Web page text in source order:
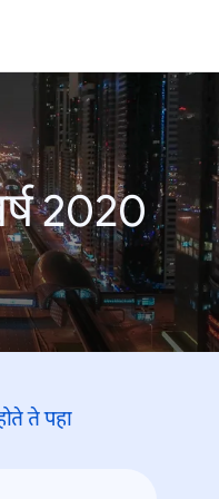
2020
ते पहा